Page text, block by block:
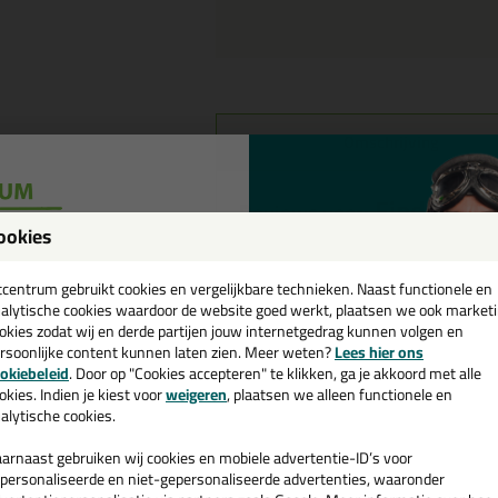
Omschrijving
Reviews voor:Eind
Goed en snel geleverd!
Geschreven door A.V. op 11
Ook een review
Schrijf hier je review over Eind
gebruikt cookies en vergelijkbare technieken. Naast functionele en
cookies waardoor de website goed werkt, plaatsen we ook
zodat wij en derde partijen jouw internetgedrag kunnen volgen en
content kunnen laten zien. Meer weten?Lees hier ons
. Door op "Cookies accepteren" te klikken, ga je akkoord met alle
Indien je kiest voorweigeren, plaatsen we alleen functionele en
cookies.
gebruiken wij cookies en mobiele advertentie-ID’s voor
en niet-gepersonaliseerde advertenties, waaronder
💚
en ontvang een
€35,-bij je eerste bestelling!